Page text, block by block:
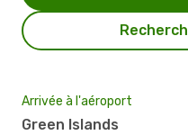
Arrivée à l'aéroport
Green Islands